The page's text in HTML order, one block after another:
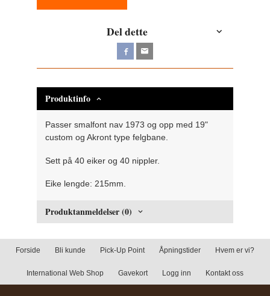
Del dette
Produktinfo
Passer smalfont nav 1973 og opp med 19"
custom og Akront type felgbane.
Sett på 40 eiker og 40 nippler.
Eike lengde: 215mm.
Produktanmeldelser (0)
Forside Bli kunde Pick-Up Point Åpningstider Hvem er vi?
International Web Shop Gavekort Logg inn Kontakt oss